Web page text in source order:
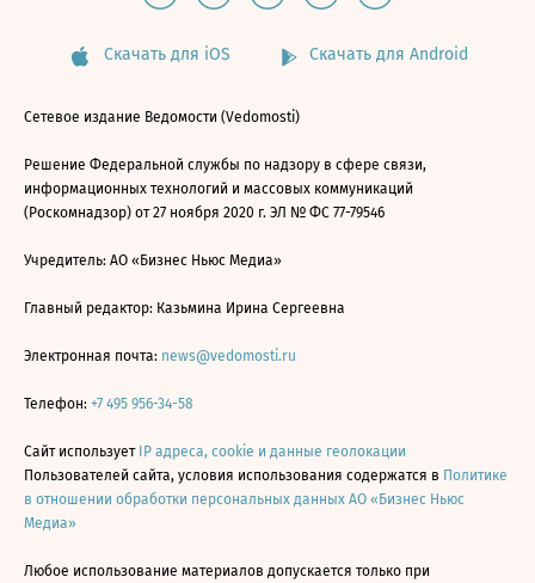
Скачать для iOS Скачать для Android
Сетевое издание Ведомости (Vedomosti)
Решение Федеральной службы по надзору в сфере связи,
информационных технологий и массовых коммуникаций
(Роскомнадзор) от 27 ноября 2020 г. ЭЛ № ФС 77-79546
Учредитель: АО «Бизнес Ньюс Медиа»
Главный редактор: Казьмина Ирина Сергеевна
Электронная почта: news@vedomosti.ru
Телефон: +7 495 956-34-58
Сайт использует IP адреса, cookie и данные геолокации
Пользователей сайта, условия использования содержатся в Политике
в отношении обработки персональных данных АО «Бизнес Ньюс
Медиа»
Любое использование материалов допускается только при